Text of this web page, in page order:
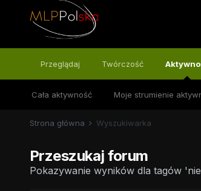
Przeglądaj Twórczość
Cała aktywność Moje strumienie
Strona główna Wyszukiwarka
Przeszukaj forum
Pokazywanie wyników dla tagów 'nie